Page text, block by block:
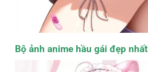
Bộ ảnh anime hầu gái đẹp nhất